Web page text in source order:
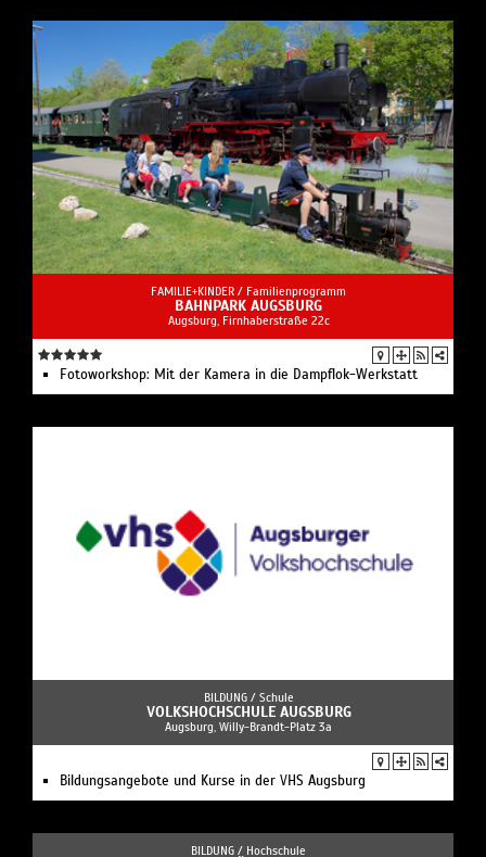
FAMILIE+KINDER / Familienprogramm
BAHNPARK AUGSBURG
Augsburg, Firnhaberstraße 22c
Fotoworkshop: Mit der Kamera in die Dampflok-Werkstatt
BILDUNG / Schule
VOLKSHOCHSCHULE AUGSBURG
Augsburg, Willy-Brandt-Platz 3a
Bildungsangebote und Kurse in der VHS Augsburg
BILDUNG / Hochschule